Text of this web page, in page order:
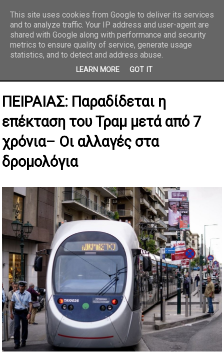
REPORTAZ NET
ΠΕΙΡΑΙΑΣ: Παραδίδεται η
επέκταση του Τραμ μετά από 7
χρόνια– Οι αλλαγές στα
δρομολόγια
This site uses cookies from Google to deliver its services
and to analyze traffic. Your IP address and user-agent are
shared with Google along with performance and security
metrics to ensure quality of service, generate usage
statistics, and to detect and address abuse.
LEARN MORE GOT IT